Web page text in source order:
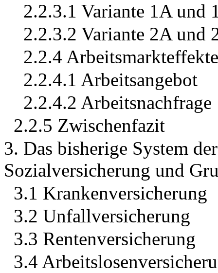
2.2.3.1 Variante 1A und
2.2.3.2 Variante 2A und
2.2.4 Arbeitsmarkteffekte
2.2.4.1 Arbeitsangebot
2.2.4.2 Arbeitsnachfrage
2.2.5 Zwischenfazit
3. Das bisherige System
Sozialversicherung und
3.1 Krankenversicherung
3.2 Unfallversicherung
3.3 Rentenversicherung
3.4